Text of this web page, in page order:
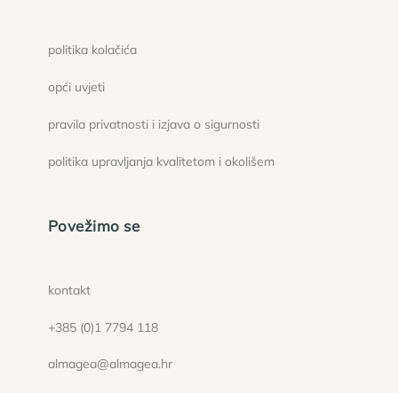
politika kolačića
opći uvjeti
pravila privatnosti i izjava o sigurnosti
politika upravljanja kvalitetom i okolišem
Povežimo se
kontakt
+385 (0)1 7794 118
almagea@almagea.hr